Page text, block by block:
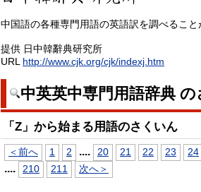
中国語の各種専門用語の英語訳を調べるこ
提供 日中韓辭典研究所
URL http://www.cjk.org/cjk/indexj.htm
中英英中専門用語辞典
「Z」から始まる用語のさくいん
＜前へ 1 2 .... 20 21 22 23 24
.... 210 211 次へ＞